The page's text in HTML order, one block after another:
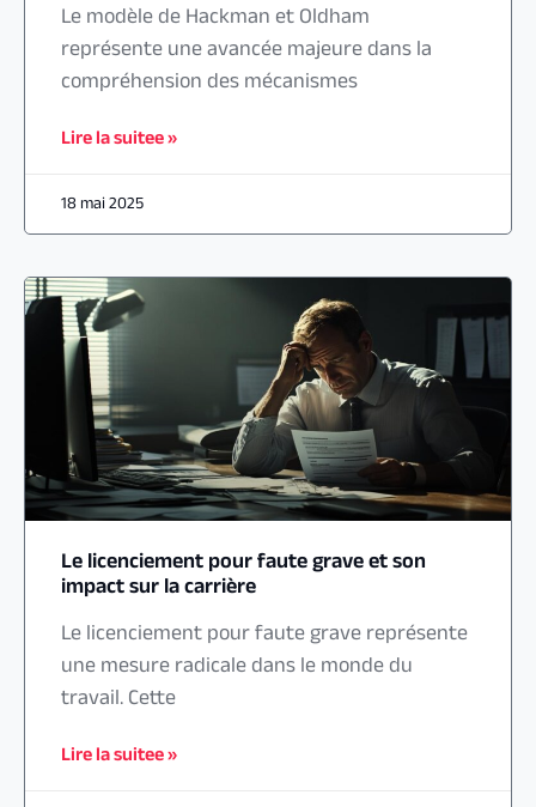
Le modèle de Hackman et Oldham
représente une avancée majeure dans la
compréhension des mécanismes
Lire la suitee »
18 mai 2025
Le licenciement pour faute grave et son
impact sur la carrière
Le licenciement pour faute grave représente
une mesure radicale dans le monde du
travail. Cette
Lire la suitee »